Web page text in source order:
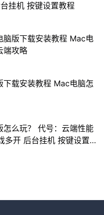
挂机 按键设置教程
脑版下载安装教程 Mac电
端攻略
下载安装教程 Mac电脑怎
怎么玩？ 代号：云端性能
多开 后台挂机 按键设置